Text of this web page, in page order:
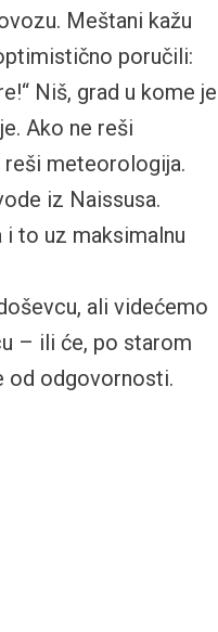
Meštani kažu
poručili:
Niš, grad u kome je
Ako ne reši
meteorologija.
iz Naissusa.
i to uz maksimalnu
ali videćemo
– ili će, po starom
od odgovornosti.